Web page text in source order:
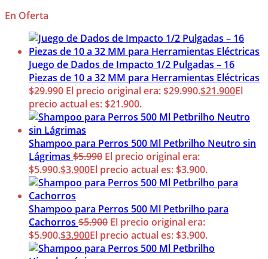
En Oferta
Juego de Dados de Impacto 1/2 Pulgadas – 16
Piezas de 10 a 32 MM para Herramientas Eléctricas
$29.990 El precio original era: $29.990.$21.900El
precio actual es: $21.900.
Shampoo para Perros 500 Ml Petbrilho Neutro sin
Lágrimas $5.990 El precio original era:
$5.990.$3.900El precio actual es: $3.900.
Shampoo para Perros 500 Ml Petbrilho para
Cachorros $5.900 El precio original era:
$5.900.$3.900El precio actual es: $3.900.